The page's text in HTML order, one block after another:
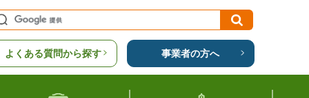
よくある質問から探す 事業者の方へ